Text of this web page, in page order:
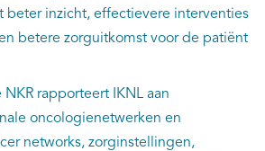
beter inzicht, effectievere interventies
betere zorguitkomst voor de patiënt
rapporteert IKNL aan
oncologienetwerken en
networks, zorginstellingen,